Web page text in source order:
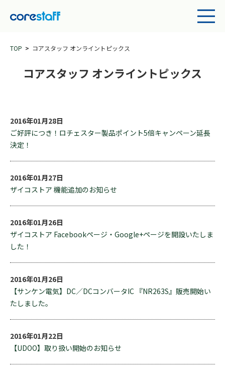
TOP コアスタッフ オンライントピックス
コアスタッフ オンライントピックス
2016年01月28日
ご好評につき！ロチェスター製品ポイント5倍キャンペーン延長
決定！
2016年01月27日
ザイコストア 機能追加のお知らせ
2016年01月26日
ザイコストア Facebookページ・Google+ページを開設いたしま
した！
2016年01月26日
【サンケン電気】DC／DCコンバータIC 『NR263S』販売開始い
たしました。
2016年01月22日
【UDOO】取り扱い開始のお知らせ